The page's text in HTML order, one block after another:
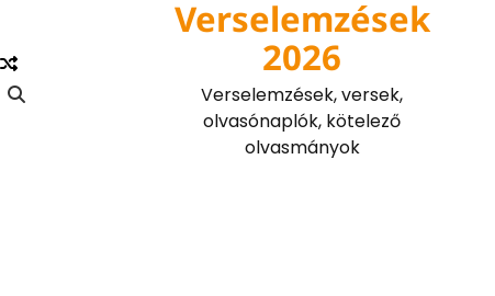
content
Verselemzések
2026
Verselemzések, versek,
olvasónaplók, kötelező
olvasmányok